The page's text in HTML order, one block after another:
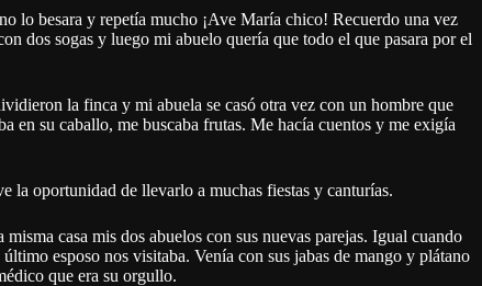
lo besara y repetía mucho ¡Ave María chico! Recuerdo una vez
dos sogas y luego mi abuelo quería que todo el que pasara por el
la finca y mi abuela se casó otra vez con un hombre que
en su caballo, me buscaba frutas. Me hacía cuentos y me exigía
la oportunidad de llevarlo a muchas fiestas y canturías.
casa mis dos abuelos con sus nuevas parejas. Igual cuando
esposo nos visitaba. Venía con sus jabas de mango y plátano
que era su orgullo.